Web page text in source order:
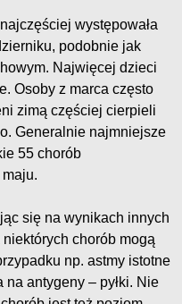
występowała
podobnie jak
Najwięcej dzieci
Osoby z marca często
zimą częściej cierpieli
Generalnie najmniejsze
55 chorób
się na wynikach innych
chorób mogą
np. astmy istotne
antygeny – pyłki. Nie